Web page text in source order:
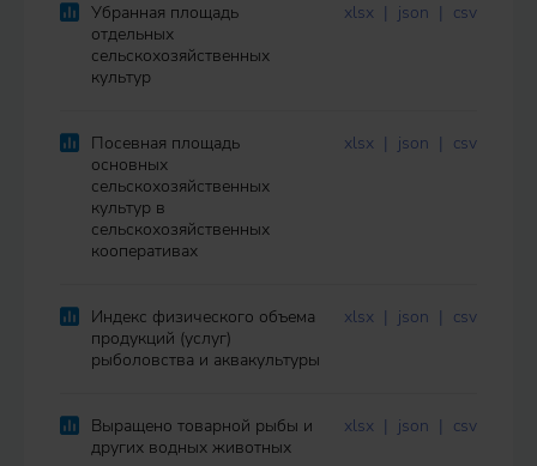
Убранная площадь
отдельных
сельскохозяйственных
культур
xlsx | json | csv
Посевная площадь
основных
сельскохозяйственных
культур в
сельскохозяйственных
кооперативах
xlsx | json | csv
Индекс физического объема
продукций (услуг)
рыболовства и аквакультуры
xlsx | json | csv
Выращено товарной рыбы и
других водных животных
xlsx | json | csv